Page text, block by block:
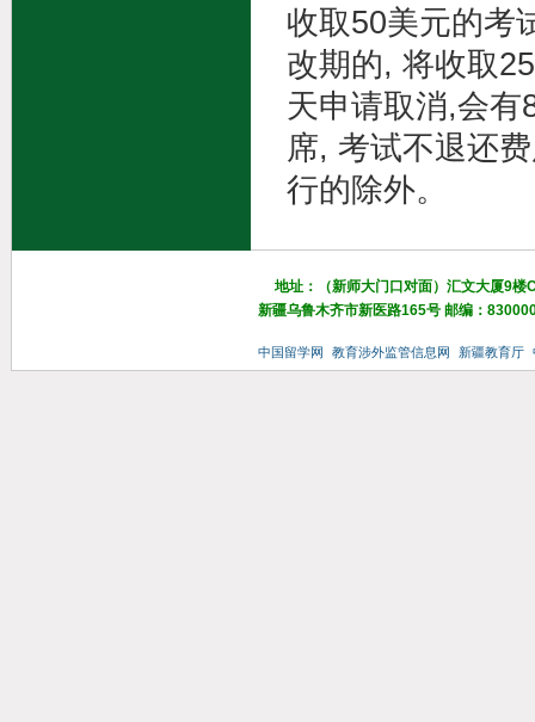
收取50美元的考
改期的, 将收取
天申请取消,会
席, 考试不退还
行的除外。
地址：（新师大门口对面）汇文大厦9楼
新疆乌鲁木齐市新医路165号 邮编：
中国留学网 教育涉外监管信息网 新疆教育厅